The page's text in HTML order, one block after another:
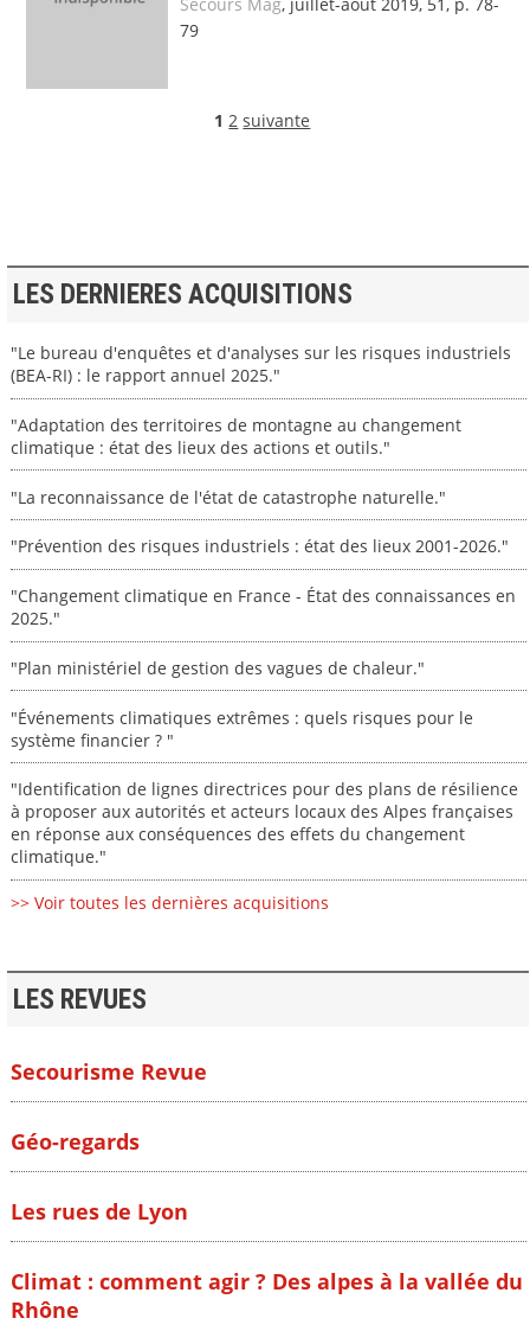
79
1 2 suivante
LES DERNIERES ACQUISITIONS
"Le bureau d'enquêtes et d'analyses sur les risques industriels
(BEA-RI) : le rapport annuel 2025."
"Adaptation des territoires de montagne au changement
climatique : état des lieux des actions et outils."
"La reconnaissance de l'état de catastrophe naturelle."
"Prévention des risques industriels : état des lieux 2001-2026."
"Changement climatique en France - État des connaissances en
2025."
"Plan ministériel de gestion des vagues de chaleur."
"Événements climatiques extrêmes : quels risques pour le
système financier ? "
"Identification de lignes directrices pour des plans de résilience
à proposer aux autorités et acteurs locaux des Alpes françaises
en réponse aux conséquences des effets du changement
climatique."
>> Voir toutes les dernières acquisitions
LES REVUES
Secourisme Revue
Géo-regards
Les rues de Lyon
Climat : comment agir ? Des alpes à la vallée du
Rhône